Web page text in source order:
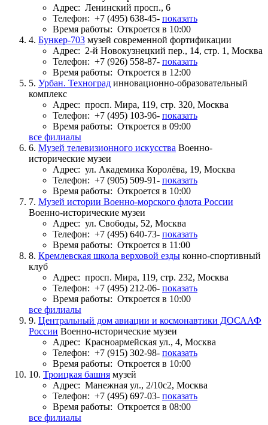
Адрес: Ленинский просп., 6
Телефон: +7 (495) 638-45- показать
Время работы: Откроется в 10:00
4. Бункер-703 музей современной фортификации
Адрес: 2-й Новокузнецкий пер., 14, стр. 1, Москва
Телефон: +7 (926) 558-87- показать
Время работы: Откроется в 12:00
5. Урбан. Техноград инновационно-образовательный
комплекс
Адрес: просп. Мира, 119, стр. 320, Москва
Телефон: +7 (495) 103-96- показать
Время работы: Откроется в 09:00
все филиалы
6. Музей телевизионного искусства Военно-
исторические музеи
Адрес: ул. Академика Королёва, 19, Москва
Телефон: +7 (905) 509-91- показать
Время работы: Откроется в 10:00
7. Музей истории Военно-морского флота России
Военно-исторические музеи
Адрес: ул. Свободы, 52, Москва
Телефон: +7 (495) 640-73- показать
Время работы: Откроется в 11:00
8. Кремлевская школа верховой езды конно-спортивный
клуб
Адрес: просп. Мира, 119, стр. 232, Москва
Телефон: +7 (495) 212-06- показать
Время работы: Откроется в 10:00
все филиалы
9. Центральный дом авиации и космонавтики ДОСААФ
России Военно-исторические музеи
Адрес: Красноармейская ул., 4, Москва
Телефон: +7 (915) 302-98- показать
Время работы: Откроется в 10:00
10. Троицкая башня музей
Адрес: Манежная ул., 2/10с2, Москва
Телефон: +7 (495) 697-03- показать
Время работы: Откроется в 08:00
все филиалы